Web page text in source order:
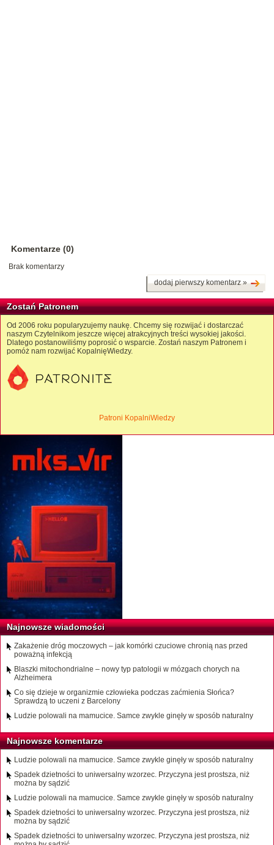
Komentarze (0)
Brak komentarzy
dodaj pierwszy komentarz »
Zostań Patronem
Od 2006 roku popularyzujemy naukę. Chcemy się rozwijać i dostarczać
naszym Czytelnikom jeszcze więcej atrakcyjnych treści wysokiej jakości.
Dlatego postanowiliśmy poprosić o wsparcie. Zostań naszym Patronem i
pomóż nam rozwijać KopalnięWiedzy.
Patroni KopalniWiedzy
Najnowsze wiadomości
Zakażenie dróg moczowych – jak komórki czuciowe chronią nas przed
poważną infekcją
Blaszki mitochondrialne – nowy typ patologii w mózgach chorych na
Alzheimera
Co się dzieje w organizmie człowieka podczas zaćmienia Słońca?
Sprawdzą to uczeni z Barcelony
Ludzie polowali na mamucice. Samce zwykle ginęły w sposób naturalny
Najnowsze komentarze
Ludzie polowali na mamucice. Samce zwykle ginęły w sposób naturalny
Spadek dzietności to uniwersalny wzorzec. Przyczyna jest prostsza, niż
można by sądzić
Ludzie polowali na mamucice. Samce zwykle ginęły w sposób naturalny
Spadek dzietności to uniwersalny wzorzec. Przyczyna jest prostsza, niż
można by sądzić
Spadek dzietności to uniwersalny wzorzec. Przyczyna jest prostsza, niż